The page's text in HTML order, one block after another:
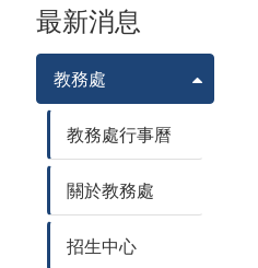
最新消息
教務處
教務處行事曆
關於教務處
招生中心